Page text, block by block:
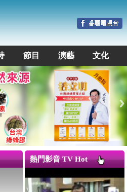
節目 演藝 文化
熱門影音 TV Hot